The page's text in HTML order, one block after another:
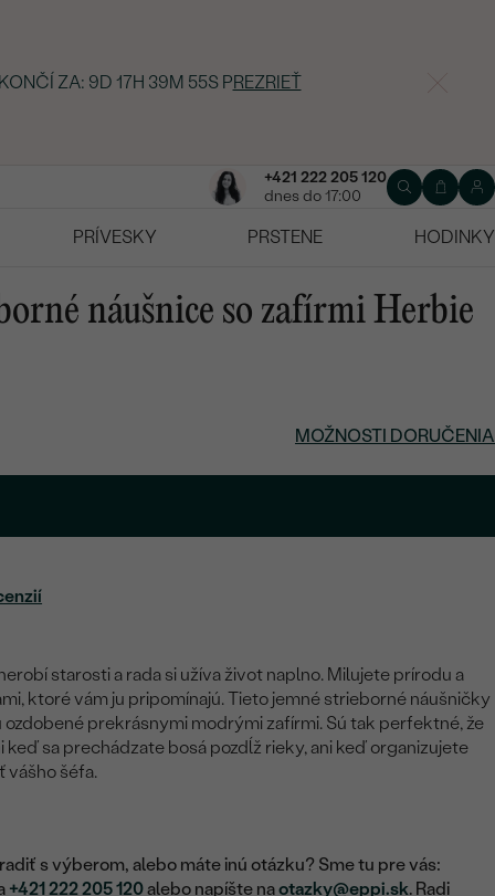
ZA: 9D 17H 39M 54SPREZRIEŤ
+421 222 205 120
dnes do 17:00
PRÍVESKY PRSTENE
HODINKY
náušnice so zafírmi Herbie
MOŽNOSTI DORUČENIA
starosti a rada si užíva život naplno. Milujete prírodu a
ktoré vám ju pripomínajú. Tieto jemné strieborné náušničky
prekrásnymi modrými zafírmi. Sú tak perfektné, že
keď sa prechádzate bosá pozdĺž rieky, ani keď organizujete
vášho šéfa.
s výberom, alebo máte inú otázku? Sme tu pre vás:
+421 222 205 120alebo napíšte naotazky@eppi.sk. Radi